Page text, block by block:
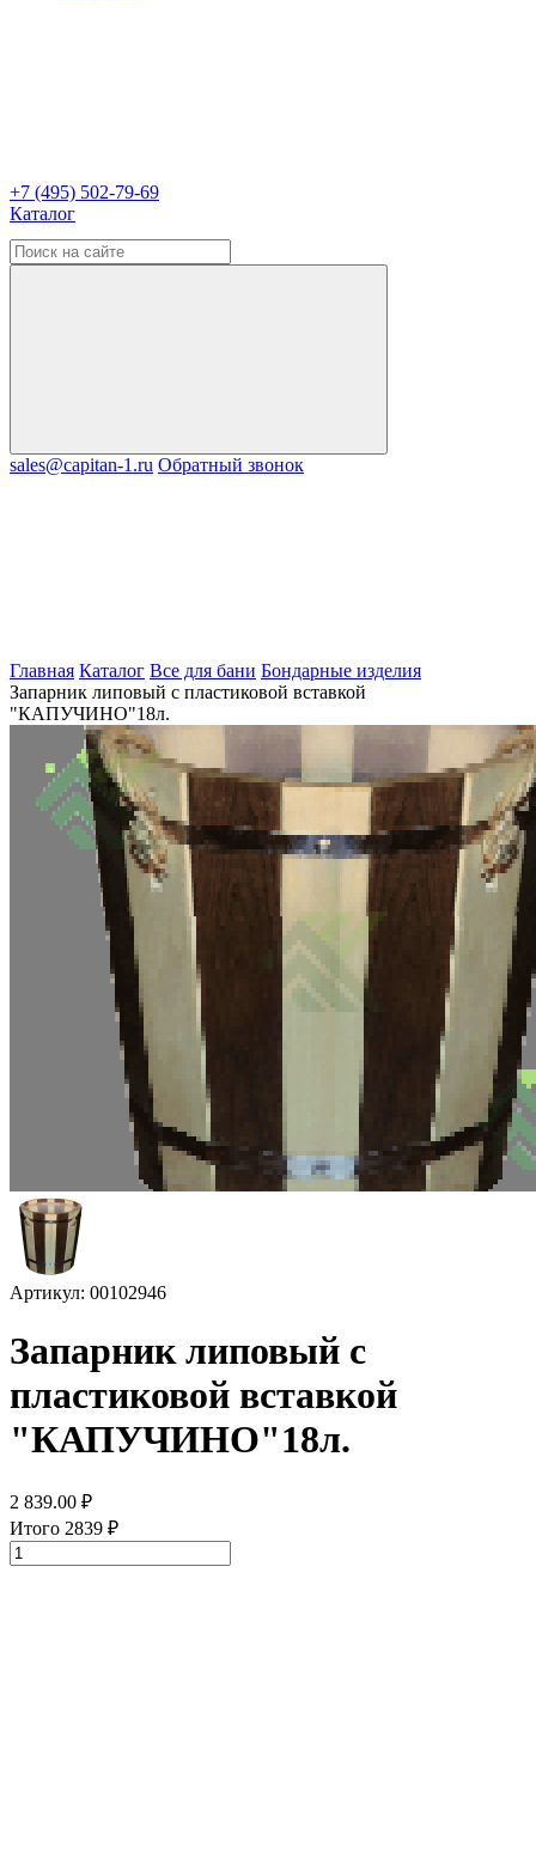
+7 (495) 502-79-69
Каталог
sales@capitan-1.ru Обратный звонок
Главная Каталог Все для бани Бондарные изделия
Запарник липовый с пластиковой вставкой
"КАПУЧИНО"18л.
Артикул: 00102946
Запарник липовый с
пластиковой вставкой
"КАПУЧИНО"18л.
2 839.00 ₽
Итого 2839 ₽